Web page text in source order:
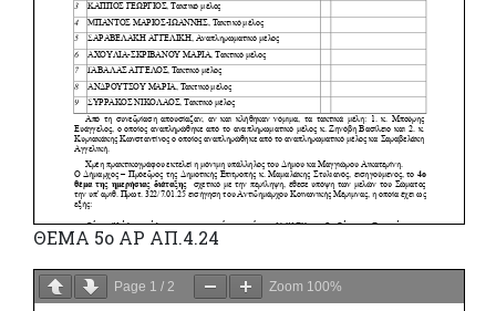
ΘΕΜΑ 5o ΑΡ ΑΠ.4.24
Page 1 / 2 Zoom 100%